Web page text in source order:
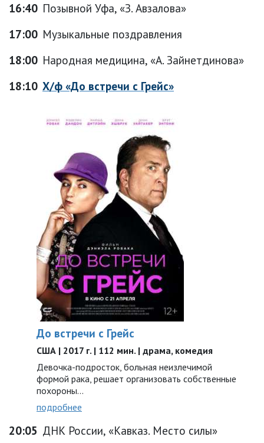
16:40 Позывной Уфа, «З. Авзалова»
17:00 Музыкальные поздравления
18:00 Народная медицина, «А. Зайнетдинова»
18:10 Х/ф «До встречи с Грейс»
До встречи с Грейс
США | 2017 г. | 112 мин. | драма, комедия
Девочка-подросток, больная неизлечимой
формой рака, решает организовать собственные
похороны…
подробнее
20:05 ДНК России, «Кавказ. Место силы»